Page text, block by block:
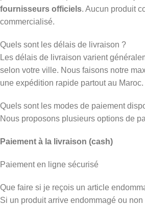
fournisseurs officiels. Aucun produit
commercialisé.
Quels sont les délais de livraison ?
Les délais de livraison varient
selon votre ville. Nous faisons notre
une expédition rapide partout au Maroc.
Quels sont les modes de paiement
Nous proposons plusieurs options de
Paiement à la livraison (cash)
Paiement en ligne sécurisé
Que faire si je reçois un article
Si un produit arrive endommagé ou